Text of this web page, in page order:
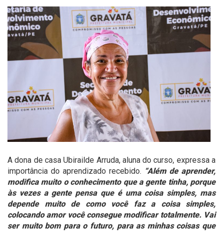
A dona de casa Ubirailde Arruda, aluna do curso, expressa a
importância do aprendizado recebido. “Além de aprender,
modifica muito o conhecimento que a gente tinha, porque
às vezes a gente pensa que é uma coisa simples, mas
depende muito de como você faz a coisa simples,
colocando amor você consegue modificar totalmente. Vai
ser muito bom para o futuro, para as minhas coisas que